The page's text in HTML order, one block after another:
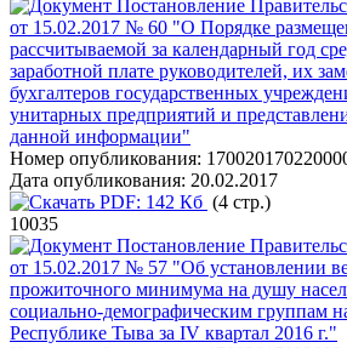
Постановление
от 15.02.2017 № 60 "О Порядке
рассчитываемой за календарный год
заработной плате руководителей, их
бухгалтеров государственных
унитарных предприятий и
данной информации"
Номер опубликования:
Дата опубликования: 20.02.2017
PDF: 142 Кб (4 стр.)
10035
Постановление
от 15.02.2017 № 57 "Об установлении
прожиточного минимума на душу
социально-демографическим группам
Республике Тыва за IV квартал 2016 г."